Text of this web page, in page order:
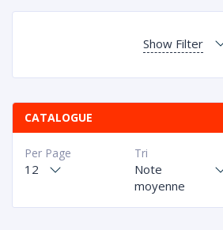
Show Filter
CATALOGUE
Tri
Note
moyenne
Per Page
12